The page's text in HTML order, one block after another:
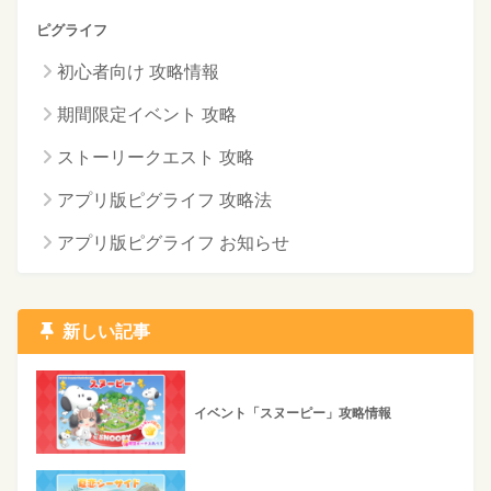
ピグライフ
初心者向け 攻略情報
期間限定イベント 攻略
ストーリークエスト 攻略
アプリ版ピグライフ 攻略法
アプリ版ピグライフ お知らせ
新しい記事
イベント「スヌーピー」攻略情報